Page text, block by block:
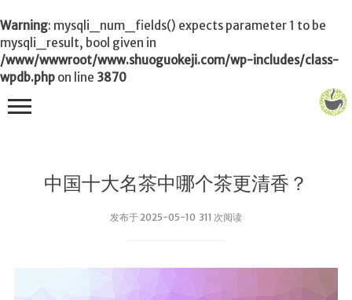
Warning: mysqli_num_fields() expects parameter 1 to be
mysqli_result, bool given in
/www/wwwroot/www.shuoguokeji.com/wp-includes/class-
wpdb.php on line 3870
中国十大名茶中哪个茶更清香？
发布于 2025-05-10 311 次阅读
首页